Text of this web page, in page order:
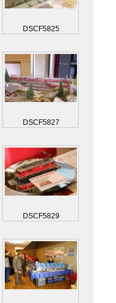
DSCF5825
DSCF5827
DSCF5829